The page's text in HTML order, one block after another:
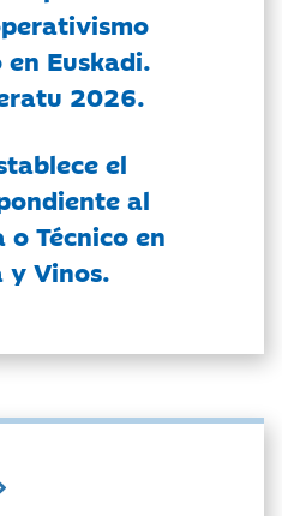
Euskadi.
2026.
el
al
Técnico en
y Vinos.